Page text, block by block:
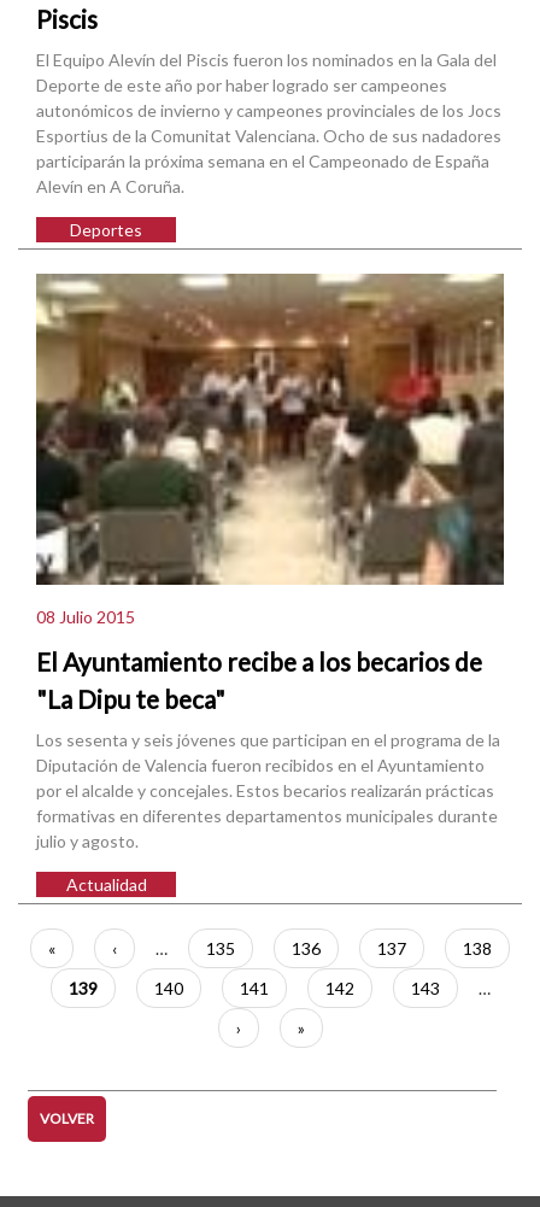
Piscis
El Equipo Alevín del Piscis fueron los nominados en la Gala del
Deporte de este año por haber logrado ser campeones
autonómicos de invierno y campeones provinciales de los Jocs
Esportius de la Comunitat Valenciana. Ocho de sus nadadores
participarán la próxima semana en el Campeonado de España
Alevín en A Coruña.
Deportes
08 Julio 2015
El Ayuntamiento recibe a los becarios de
"La Dipu te beca"
Los sesenta y seis jóvenes que participan en el programa de la
Diputación de Valencia fueron recibidos en el Ayuntamiento
por el alcalde y concejales. Estos becarios realizarán prácticas
formativas en diferentes departamentos municipales durante
julio y agosto.
Actualidad
Paginación
Primera
página
«
Página
anterior
‹ … Página
135 Página
136 Página
137 Página
138
Página
actual
139 Página
140 Página
141 Página
142 Página
143
…
Siguiente
página
›
Última
página
»
VOLVER